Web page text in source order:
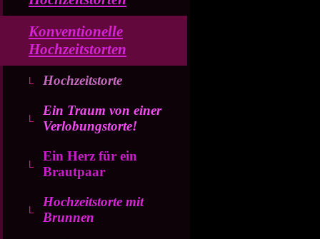
Konventionelle
Hochzeitstorten
Hochzeitstorte
Ein Traum von einer
Verlobungstorte!
Ein Herz für ein
Brautpaar
Hochzeitstorte mit
Brunnen